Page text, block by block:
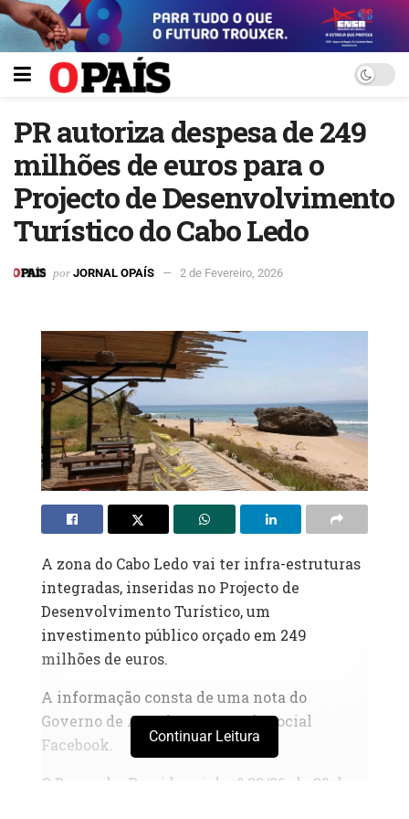
PR autoriza despesa de 249
milhões de euros para o
Projecto de Desenvolvimento
Turístico do Cabo Ledo
por JORNAL OPAÍS 2 de Fevereiro, 2026
A zona do Cabo Ledo vai ter infra-estruturas
integradas, inseridas no Projecto de
Desenvolvimento Turístico, um
investimento público orçado em 249
milhões de euros.
A informação consta de uma nota do
Governo de Angola na sua rede social
Facebook.
O Despacho Presidencial n.º 33/26, de 30 de
Continuar Leitura